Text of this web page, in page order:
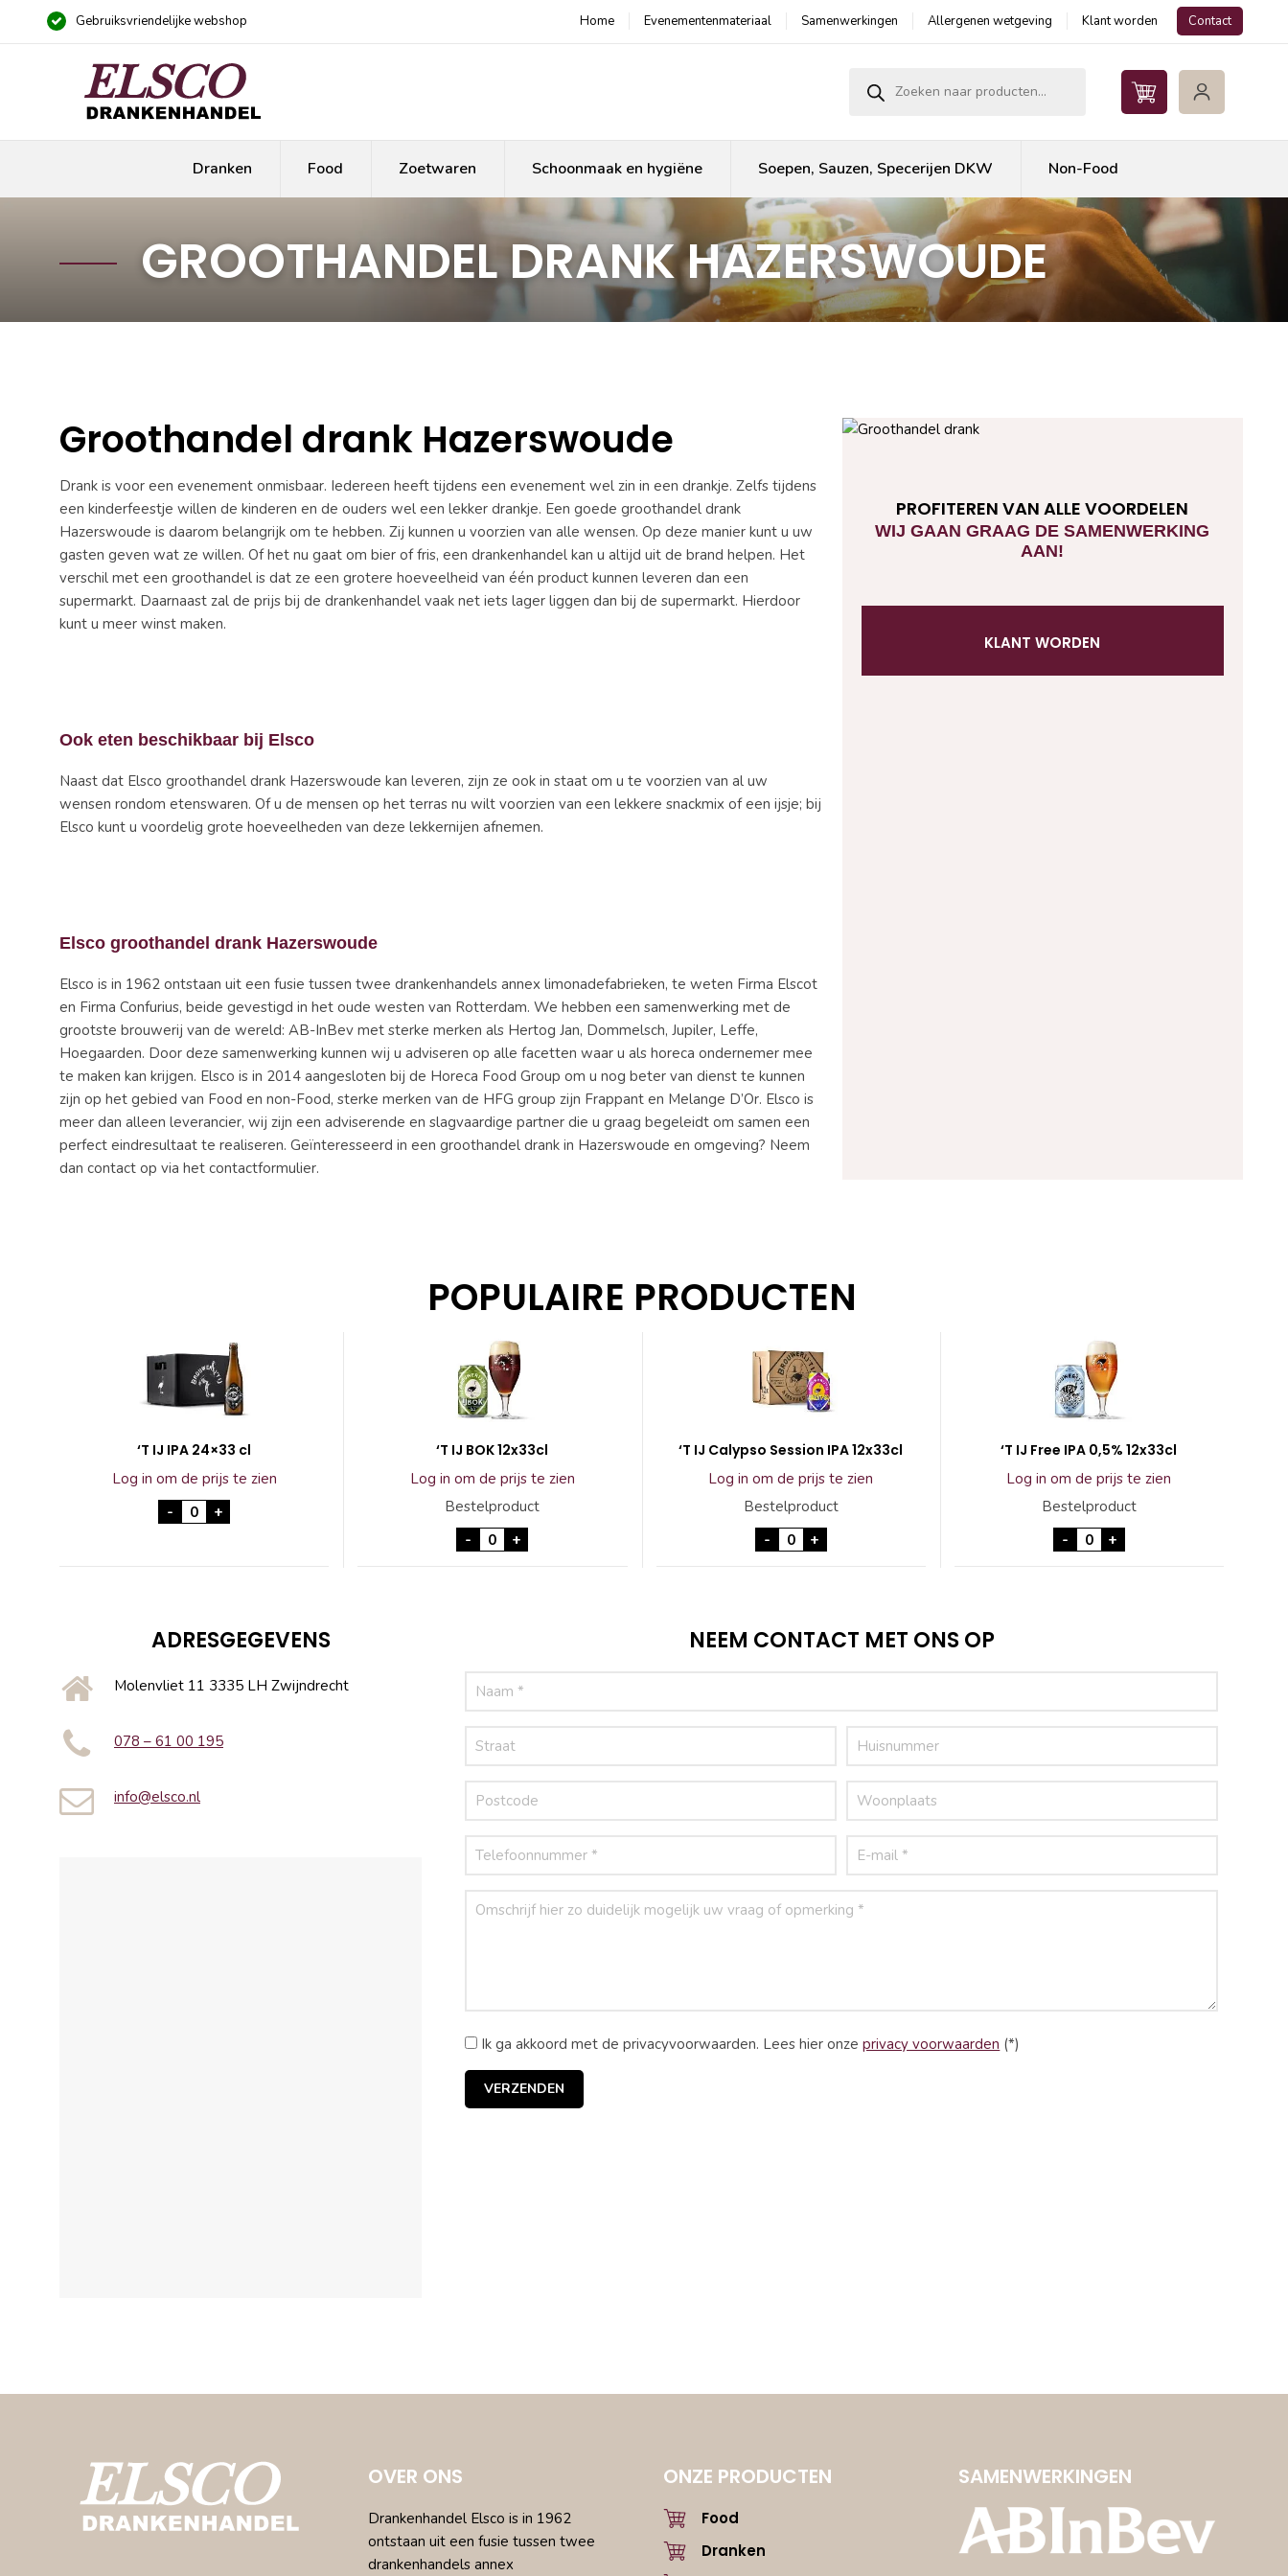
Gebruiksvriendelijke webshop Home Evenementenmateriaal Samenwerkingen Allergenen wetgeving Klant worden Contact
Dranken Food Zoetwaren Schoonmaak en hygiëne Soepen, Sauzen, Specerijen DKW Non-Food
GROOTHANDEL DRANK HAZERSWOUDE
Groothandel drank Hazerswoude
Drank is voor een evenement onmisbaar. Iedereen heeft tijdens een evenement wel zin in een drankje. Zelfs tijdens
een kinderfeestje willen de kinderen en de ouders wel een lekker drankje. Een goede groothandel drank
Hazerswoude is daarom belangrijk om te hebben. Zij kunnen u voorzien van alle wensen. Op deze manier kunt u uw
gasten geven wat ze willen. Of het nu gaat om bier of fris, een drankenhandel kan u altijd uit de brand helpen. Het
verschil met een groothandel is dat ze een grotere hoeveelheid van één product kunnen leveren dan een
supermarkt. Daarnaast zal de prijs bij de drankenhandel vaak net iets lager liggen dan bij de supermarkt. Hierdoor
kunt u meer winst maken.
Ook eten beschikbaar bij Elsco
Naast dat Elsco groothandel drank Hazerswoude kan leveren, zijn ze ook in staat om u te voorzien van al uw
wensen rondom etenswaren. Of u de mensen op het terras nu wilt voorzien van een lekkere snackmix of een ijsje; bij
Elsco kunt u voordelig grote hoeveelheden van deze lekkernijen afnemen.
Elsco groothandel drank Hazerswoude
Elsco is in 1962 ontstaan uit een fusie tussen twee drankenhandels annex limonadefabrieken, te weten Firma Elscot
en Firma Confurius, beide gevestigd in het oude westen van Rotterdam. We hebben een samenwerking met de
grootste brouwerij van de wereld: AB-InBev met sterke merken als Hertog Jan, Dommelsch, Jupiler, Leffe,
Hoegaarden. Door deze samenwerking kunnen wij u adviseren op alle facetten waar u als horeca ondernemer mee
te maken kan krijgen. Elsco is in 2014 aangesloten bij de Horeca Food Group om u nog beter van dienst te kunnen
zijn op het gebied van Food en non-Food, sterke merken van de HFG group zijn Frappant en Melange D’Or. Elsco is
meer dan alleen leverancier, wij zijn een adviserende en slagvaardige partner die u graag begeleidt om samen een
perfect eindresultaat te realiseren. Geïnteresseerd in een groothandel drank in Hazerswoude en omgeving? Neem
dan contact op via het contactformulier.
PROFITEREN VAN ALLE VOORDELEN
WIJ GAAN GRAAG DE SAMENWERKING
AAN!
KLANT WORDEN
POPULAIRE PRODUCTEN
‘T IJ IPA 24×33 cl
Log in om de prijs te zien
- 'T IJ IPA 24x33 cl aantal
+
‘T IJ BOK 12x33cl
Log in om de prijs te zien
Bestelproduct
- 'T IJ BOK 12x33cl aantal
+
‘T IJ Calypso Session IPA 12x33cl
Log in om de prijs te zien
Bestelproduct
- 'T IJ Calypso Session IPA 12x33cl aantal
+
‘T IJ Free IPA 0,5% 12x33cl
Log in om de prijs te zien
Bestelproduct
- 'T IJ Free IPA 0,5% 12x33cl
+
ADRESGEGEVENS
Molenvliet 11 3335 LH Zwijndrecht
078 – 61 00 195
info@elsco.nl
NEEM CONTACT MET ONS OP
Ik ga akkoord met de privacyvoorwaarden. Lees hier onzeprivacy voorwaarden (*)
OVER ONS
Drankenhandel Elsco is in 1962
ontstaan uit een fusie tussen twee
drankenhandels annex
ONZE PRODUCTEN
Food
Dranken
SAMENWERKINGEN